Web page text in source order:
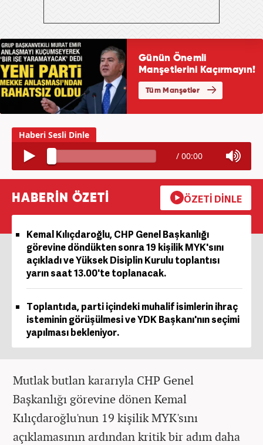
/ 00:00
HABERİN ÖZETİ ÖZETİ DİNLE
Kemal Kılıçdaroğlu, CHP Genel Başkanlığı
görevine döndükten sonra 19 kişilik MYK'sını
açıkladı ve Yüksek Disiplin Kurulu toplantısı
yarın saat 13.00'te toplanacak.
Toplantıda, parti içindeki muhalif isimlerin ihraç
isteminin görüşülmesi ve YDK Başkanı'nın seçimi
yapılması bekleniyor.
Mutlak butlan kararıyla CHP Genel
Başkanlığı görevine dönen Kemal
Kılıçdaroğlu'nun 19 kişilik MYK'sını
açıklamasının ardından kritik bir adım daha